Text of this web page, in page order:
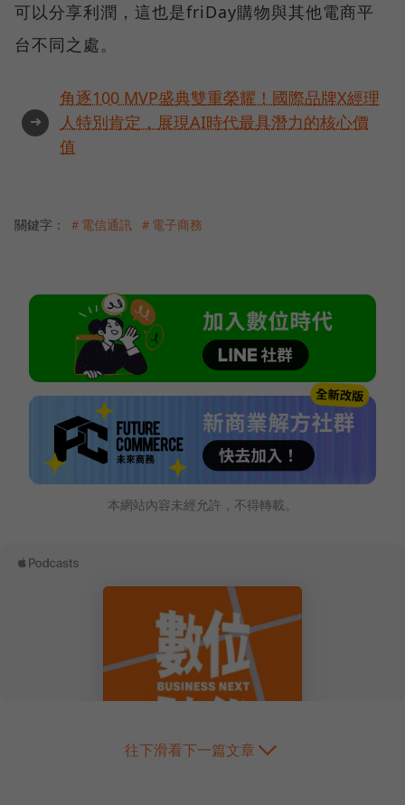
可以分享利潤，這也是friDay購物與其他電商平
台不同之處。
➜
角逐100 MVP盛典雙重榮耀！國際品牌X經理
人特別肯定，展現AI時代最具潛力的核心價
值
關鍵字： ＃電信通訊 ＃電子商務
本網站內容未經允許，不得轉載。
往下滑看下一篇文章